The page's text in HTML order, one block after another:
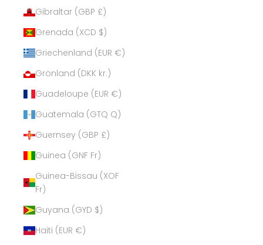
Gibraltar (GBP £)
Grenada (XCD $)
Griechenland (EUR €)
Grönland (DKK kr.)
Guadeloupe (EUR €)
Guatemala (GTQ Q)
Guernsey (GBP £)
Guinea (GNF Fr)
Guinea-Bissau (XOF
Fr)
Guyana (GYD $)
Haiti (EUR €)